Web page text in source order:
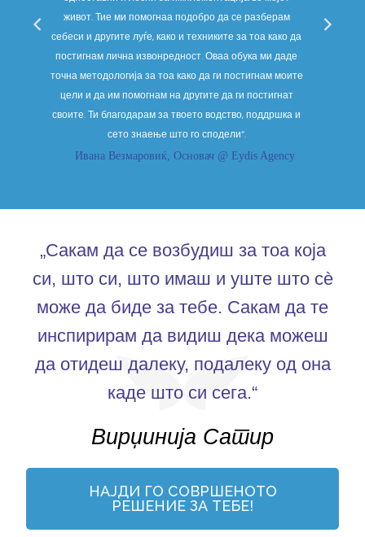
Ивана Везмаровиќ, Основач @ Eydis Agency
живот. Тие ми помогнаа подобро да се разберам
себеси и другите луѓе, како и техниките за тоа како да
постигнам лична извонредност. Оваа обука ми даде
точна методологија за тоа како да ги постигнам моите
цели и да им помогнам на другите да ги постигнат
своите. Ти благодарам за твоето водство, поддршка и
сето знаење што го сподели“.
„Сакам да се возбудиш за тоа која
си, што си, што имаш и уште што сè
може да биде за тебе. Сакам да те
инспирирам да видиш дека можеш
да отидеш далеку, подалеку од она
каде што си сега.“
Вирџинија Сатир
НАЈДИ ГО СОВРШЕНОТО
РЕШЕНИЕ ЗА ТЕБЕ!